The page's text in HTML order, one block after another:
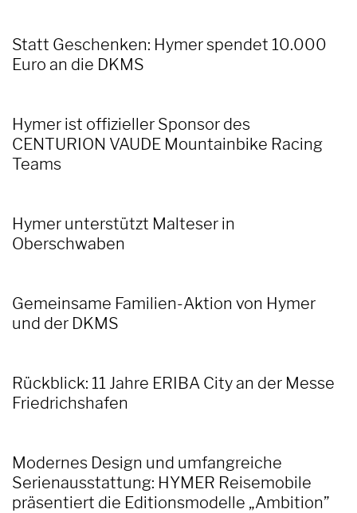
Statt Geschenken: Hymer spendet 10.000
Euro an die DKMS
Hymer ist offizieller Sponsor des
CENTURION VAUDE Mountainbike Racing
Teams
Hymer unterstützt Malteser in
Oberschwaben
Gemeinsame Familien-Aktion von Hymer
und der DKMS
Rückblick: 11 Jahre ERIBA City an der Messe
Friedrichshafen
Modernes Design und umfangreiche
Serienausstattung: HYMER Reisemobile
präsentiert die Editionsmodelle „Ambition”